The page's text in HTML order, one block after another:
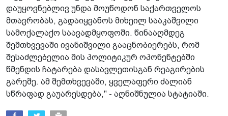
დაუყოვნებლივ უნდა მოუწოდონ საქართველოს
მთავრობას, გადაიყვანოს მიხეილ სააკაშვილი
სამოქალაქო საავადმყოფოში. წინააღმდეგ
შემთხვევაში ივანიშვილი გააცნობიერებს, რომ
შესაძლებელია მის პოლიტიკურ ოპონენტებში
წმენდის ჩატარება დასავლეთისგან რეაგირების
გარეშე. ამ შემთხვევაში, ყველაფერი ძალიან
სწრაფად გაუარესდება," - აღნიშნულია სტატიაში.